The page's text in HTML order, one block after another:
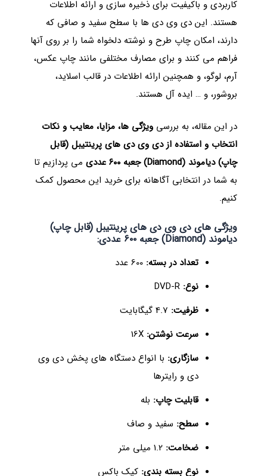
کاربردی و باکیفیت برای ذخیره سازی و ارائه اطلاعات
هستند. این دی وی دی ها با سطح سفید و صافی که
دارند، امکان چاپ طرح و نوشته دلخواه شما را بر روی آنها
فراهم می کنند و برای مصارف مختلفی مانند چاپ عکس،
آرم، لوگو، و همچنین ارائه اطلاعات در قالب اسلاید،
بروشور، و … ایده آل هستند.
در این مقاله، به بررسی ویژگی ها، مزایا، معایب و نکات
انتخاب و استفاده از دی وی دی های پرینتیبل (قابل
چاپ) دیاموند (Diamond) جعبه ۶۰۰ عددی
می پردازیم تا
به شما در انتخابی آگاهانه برای خرید این محصول کمک
کنیم.
ویژگی های دی وی دی های پرینتیبل (قابل چاپ)
دیاموند (Diamond) جعبه ۶۰۰ عددی:
تعداد در بسته:
نوع:
ظرفیت:
سرعت نوشتن:
سازگاری: با انواع دستگاه های پخش دی وی
دی و رایترها
قابلیت چاپ: بله
سطح: سفید و صاف
ضخامت:
نوع بسته بندی: کیک باکس